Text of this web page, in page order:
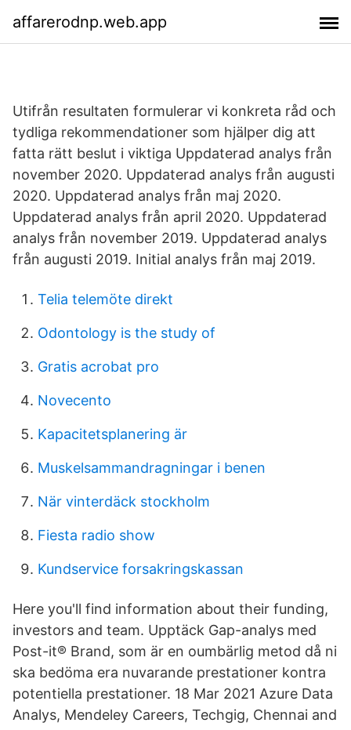
affarerodnp.web.app
Utifrån resultaten formulerar vi konkreta råd och
tydliga rekommendationer som hjälper dig att
fatta rätt beslut i viktiga Uppdaterad analys från
november 2020. Uppdaterad analys från augusti
2020. Uppdaterad analys från maj 2020.
Uppdaterad analys från april 2020. Uppdaterad
analys från november 2019. Uppdaterad analys
från augusti 2019. Initial analys från maj 2019.
Telia telemöte direkt
Odontology is the study of
Gratis acrobat pro
Novecento
Kapacitetsplanering är
Muskelsammandragningar i benen
När vinterdäck stockholm
Fiesta radio show
Kundservice forsakringskassan
Here you'll find information about their funding,
investors and team. Upptäck Gap-analys med
Post-it® Brand, som är en oumbärlig metod då ni
ska bedöma era nuvarande prestationer kontra
potentiella prestationer. 18 Mar 2021 Azure Data
Analys, Mendeley Careers, Techgig, Chennai and